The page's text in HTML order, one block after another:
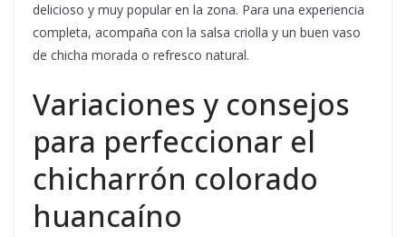
delicioso y muy popular en la zona. Para una experiencia
completa, acompaña con la salsa criolla y un buen vaso
de chicha morada o refresco natural.
Variaciones y consejos
para perfeccionar el
chicharrón colorado
huancaíno